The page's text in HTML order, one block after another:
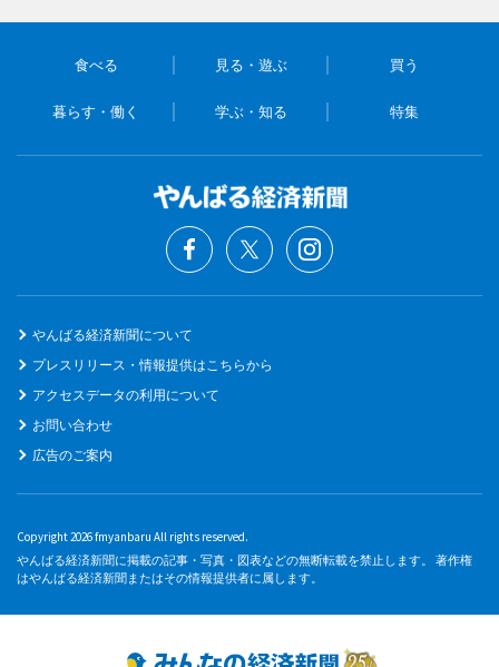
食べる 見る・遊ぶ 買う
暮らす・働く 学ぶ・知る 特集
やんばる経済新聞について
プレスリリース・情報提供はこちらから
アクセスデータの利用について
お問い合わせ
広告のご案内
Copyright 2026 fmyanbaru All rights reserved.
やんばる経済新聞に掲載の記事・写真・図表などの無断転載を禁止します。 著作権
はやんばる経済新聞またはその情報提供者に属します。